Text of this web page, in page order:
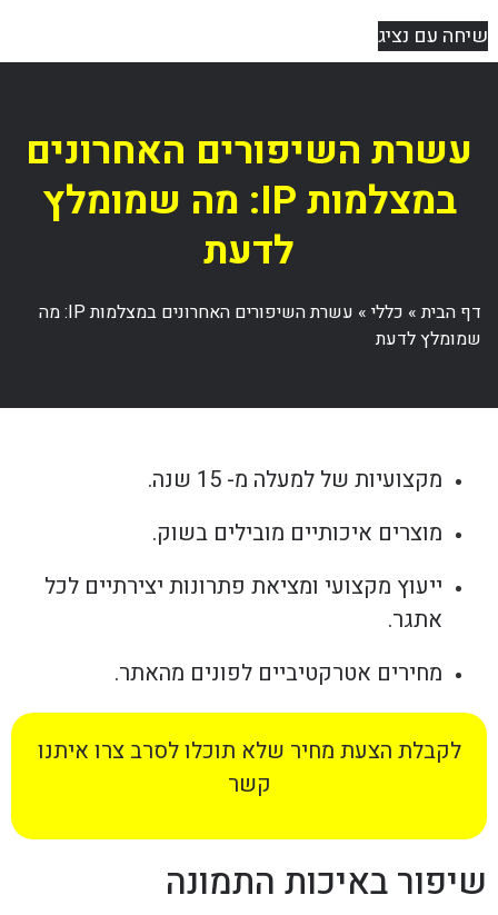
שיחה עם נציג
עשרת השיפורים האחרונים
במצלמות IP: מה שמומלץ
לדעת
דף הבית» כללי»
עשרת השיפורים האחרונים במצלמות IP: מה
שמומלץ לדעת
מקצועיות של למעלה מ- 15 שנה.
מוצרים איכותיים מובילים בשוק.
ייעוץ מקצועי ומציאת פתרונות יצירתיים לכל
אתגר.
מחירים אטרקטיביים לפונים מהאתר.
לקבלת הצעת מחיר שלא תוכלו לסרב צרו איתנו
קשר
שיפור באיכות התמונה